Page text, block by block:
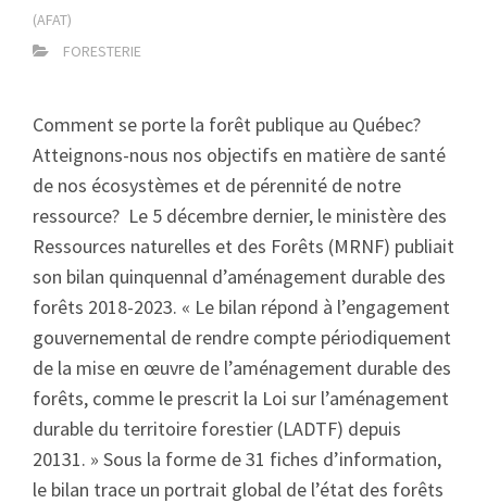
(AFAT)
FORESTERIE
Comment se porte la forêt publique au Québec?
Atteignons-nous nos objectifs en matière de santé
de nos écosystèmes et de pérennité de notre
ressource? Le 5 décembre dernier, le ministère des
Ressources naturelles et des Forêts (MRNF) publiait
son bilan quinquennal d’aménagement durable des
forêts 2018-2023. « Le bilan répond à l’engagement
gouvernemental de rendre compte périodiquement
de la mise en œuvre de l’aménagement durable des
forêts, comme le prescrit la Loi sur l’aménagement
durable du territoire forestier (LADTF) depuis
20131. » Sous la forme de 31 fiches d’information,
le bilan trace un portrait global de l’état des forêts